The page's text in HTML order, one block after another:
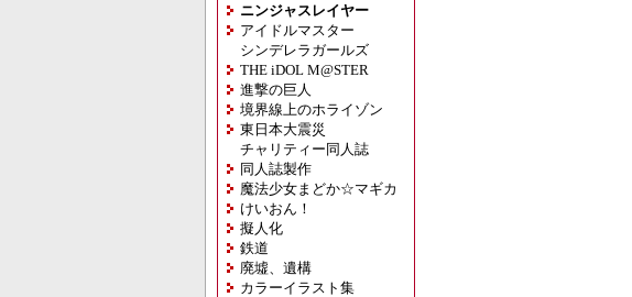
ニンジャスレイヤー
アイドルマスター
シンデレラガールズ
THE iDOL M@STER
進撃の巨人
境界線上のホライゾン
東日本大震災
チャリティー同人誌
同人誌製作
魔法少女まどか☆マギカ
けいおん！
擬人化
鉄道
廃墟、遺構
カラーイラスト集